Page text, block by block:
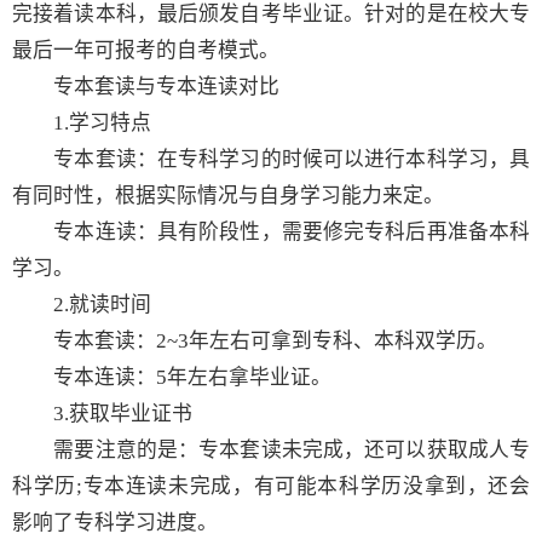
完接着读本科，最后颁发自考毕业证。针对的是在校大专
最后一年可报考的自考模式。
专本套读与专本连读对比
1.学习特点
专本套读：在专科学习的时候可以进行本科学习，具
有同时性，根据实际情况与自身学习能力来定。
专本连读：具有阶段性，需要修完专科后再准备本科
学习。
2.就读时间
专本套读：2~3年左右可拿到专科、本科双学历。
专本连读：5年左右拿毕业证。
3.获取毕业证书
需要注意的是：专本套读未完成，还可以获取成人专
科学历;专本连读未完成，有可能本科学历没拿到，还会
影响了专科学习进度。